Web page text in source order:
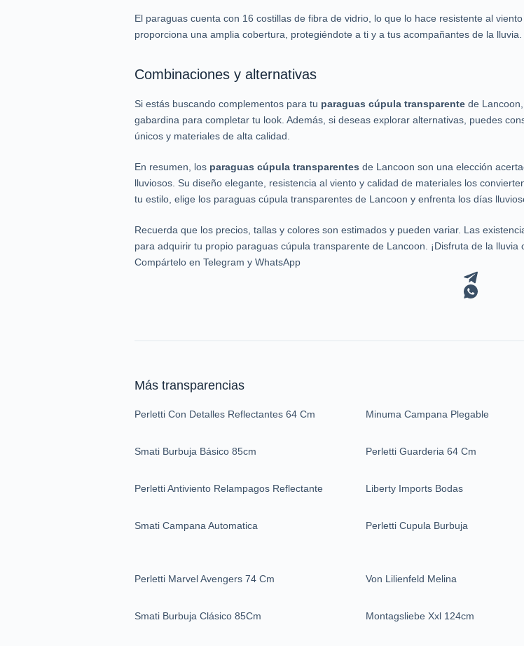
El paraguas cuenta con 16 costillas de fibra de vidrio, lo que lo hace resistente al
proporciona una amplia cobertura, protegiéndote a ti y a tus acompañantes de la lluvia.
Combinaciones y alternativas
Si estás buscando complementos para tu paraguas cúpula transparente de
gabardina para completar tu look. Además, si deseas explorar alternativas, puedes
únicos y materiales de alta calidad.
En resumen, los paraguas cúpula transparentes de Lancoon son una elección
lluviosos. Su diseño elegante, resistencia al viento y calidad de materiales los
tu estilo, elige los paraguas cúpula transparentes de Lancoon y enfrenta los días
Recuerda que los precios, tallas y colores son estimados y pueden variar. Las
para adquirir tu propio paraguas cúpula transparente de Lancoon. ¡Disfruta de la lluvia
Compártelo en Telegram y WhatsApp
Más transparencias
Perletti Con Detalles Reflectantes 64 Cm Minuma Campana Plegable
Smati Burbuja Básico 85cm Perletti Guarderia 64 Cm
Perletti Antiviento Relampagos Reflectante Liberty Imports Bodas
Smati Campana Automatica Perletti Cupula Burbuja
Perletti Marvel Avengers 74 Cm Von Lilienfeld Melina
Smati Burbuja Clásico 85Cm Montagsliebe Xxl 124cm